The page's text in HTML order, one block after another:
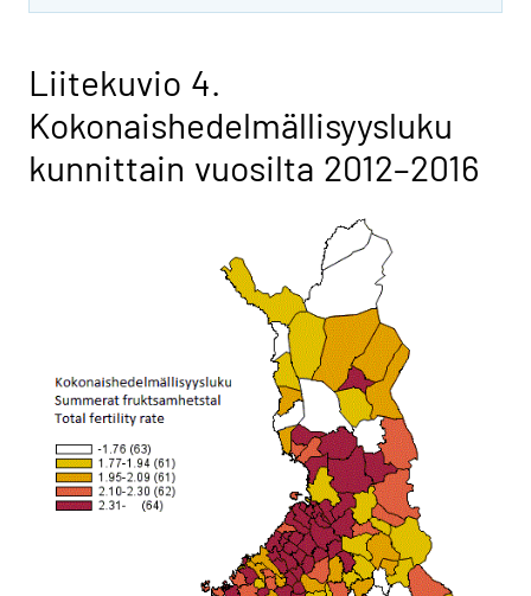
Liitekuvio 4.
Kokonaishedelmällisyysluku
kunnittain vuosilta 2012–2016